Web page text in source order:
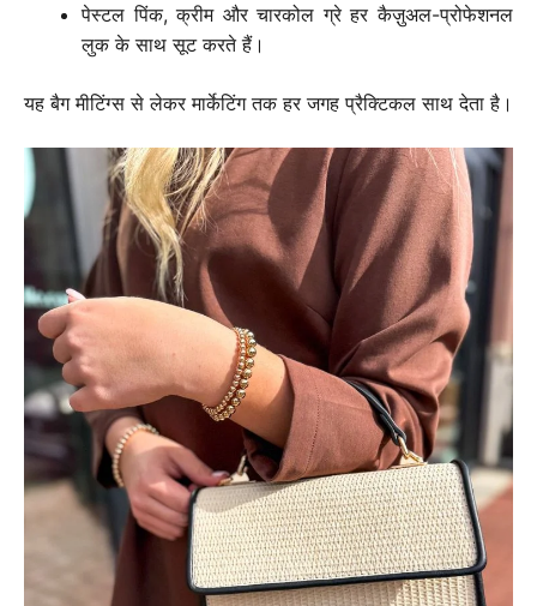
पेस्टल पिंक, क्रीम और चारकोल ग्रे हर कैज़ुअल-प्रोफेशनल
लुक के साथ सूट करते हैं।
यह बैग मीटिंग्स से लेकर मार्केटिंग तक हर जगह प्रैक्टिकल साथ देता है।